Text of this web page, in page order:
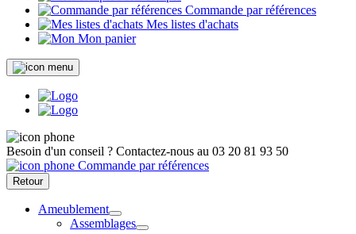
Commande par références
Mes listes d'achats
Mon panier
Besoin d'un conseil ? Contactez-nous au 03 20 81 93 50
Commande par références
Retour
Ameublement
Assemblages